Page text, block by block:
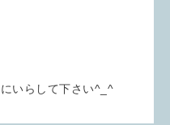
いらして下さい^_^